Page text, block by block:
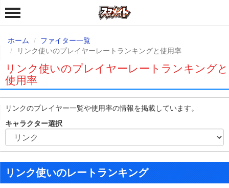
ホーム
ファイター一覧
リンク使いのプレイヤーレートランキングと使用率
リンク使いのプレイヤーレートランキングと
使用率
リンクのプレイヤー一覧や使用率の情報を掲載しています。
キャラクター選択
リンク使いのレートランキング